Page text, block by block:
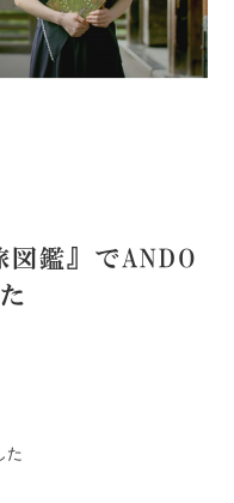
鑑』でANDO
た